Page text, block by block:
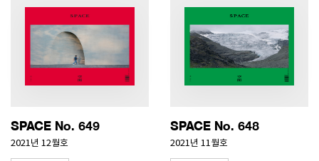
SPACE No. 649
2021년 12월호
SPACE No. 648
2021년 11월호